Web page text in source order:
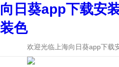
向日葵app下载安
装色
欢迎光临上海向日葵app下载安